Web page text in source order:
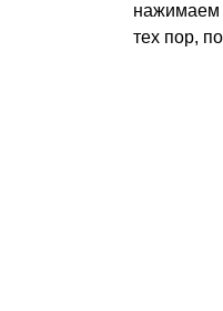
нажимаем
тех пор,